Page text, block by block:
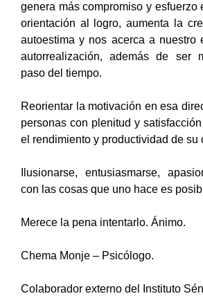
genera más compromiso y esfuerzo
orientación al logro, aumenta la
autoestima y nos acerca a nuestro
autorrealización, además de ser
paso del tiempo.
Reorientar la motivación en esa
personas con plenitud y
el rendimiento y productividad de su
Ilusionarse, entusiasmarse,
con las cosas que uno hace es
Merece la pena intentarlo. Ánimo.
Chema Monje – Psicólogo.
Colaborador externo del Instituto